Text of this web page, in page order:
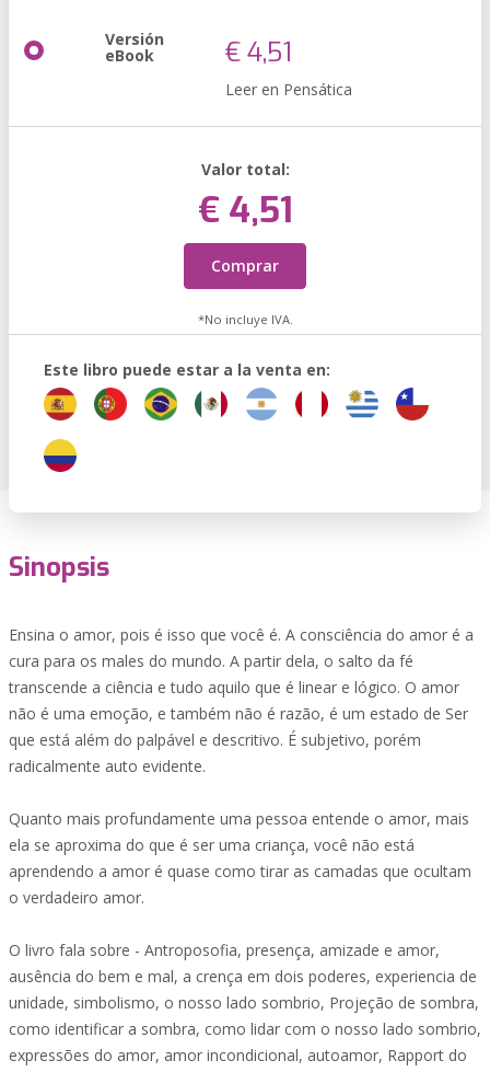
Versión
eBook € 4,51
Leer en Pensática
Valor total:
€ 4,51
Comprar
*No incluye IVA.
Este libro puede estar a la venta en:
Sinopsis
Ensina o amor, pois é isso que você é. A consciência do amor é a
cura para os males do mundo. A partir dela, o salto da fé
transcende a ciência e tudo aquilo que é linear e lógico. O amor
não é uma emoção, e também não é razão, é um estado de Ser
que está além do palpável e descritivo. É subjetivo, porém
radicalmente auto evidente.
Quanto mais profundamente uma pessoa entende o amor, mais
ela se aproxima do que é ser uma criança, você não está
aprendendo a amor é quase como tirar as camadas que ocultam
o verdadeiro amor.
O livro fala sobre - Antroposofia, presença, amizade e amor,
ausência do bem e mal, a crença em dois poderes, experiencia de
unidade, simbolismo, o nosso lado sombrio, Projeção de sombra,
como identificar a sombra, como lidar com o nosso lado sombrio,
expressões do amor, amor incondicional, autoamor, Rapport do